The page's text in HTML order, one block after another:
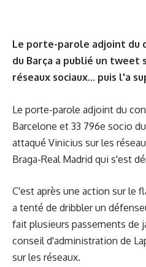
Le porte-parole adjoint du
du Barça a publié un tweet
réseaux sociaux... puis l'a
Le porte-parole adjoint du
Barcelone et 33 796e socio
attaqué Vinicius sur les
Braga-Real Madrid qui s'est
C'est après une action sur le
a tenté de dribbler un
fait plusieurs passements de
conseil d'administration de
sur les réseaux.